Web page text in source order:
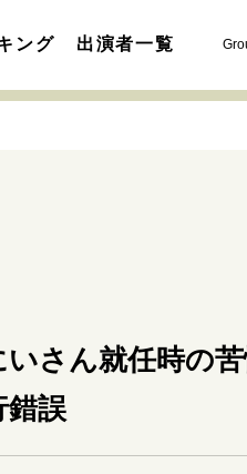
ング 出演者一覧
独立という決断
さん就任時の苦
錯誤